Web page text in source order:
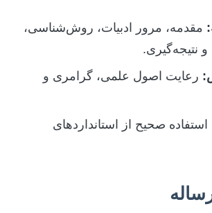
مقدمه، مرور ادبیات، روش‌شناسی،
و نتیجه‌گیری.
رعایت اصول علمی، گرامری و
استفاده صحیح از استانداردهای